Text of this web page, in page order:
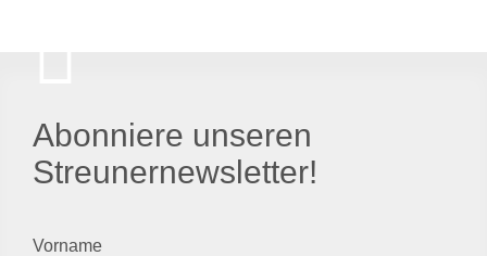
Abonniere unseren
Streunernewsletter!
Vorname